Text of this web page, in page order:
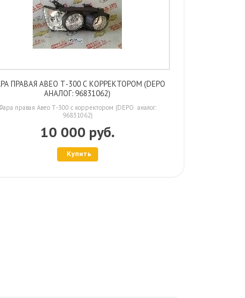
ПРАВАЯ АВЕО Т-300 С КОРРЕКТОРОМ (DEPO
АНАЛОГ: 96831062)
правая Авео Т-300 с корректором (DEPO аналог:
96831062)
10 000 руб.
Купить